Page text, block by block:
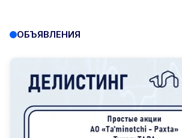
ОБЪЯВЛЕНИЯ